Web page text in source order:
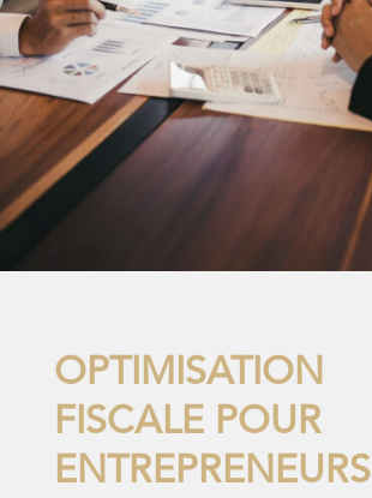
OPTIMISATION
FISCALE POUR
ENTREPRENEURS